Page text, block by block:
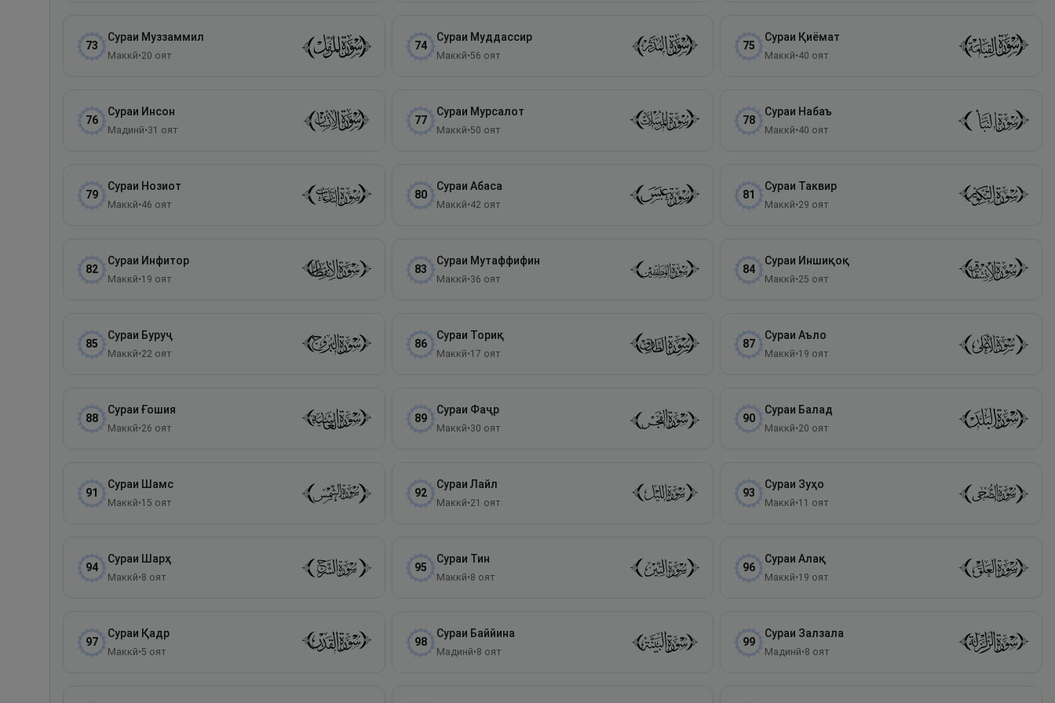
73
Сураи Муззаммил
Маккӣ•20 оят
74
Сураи Муддассир
Маккӣ•56 оят
75
Сураи Қиёмат
Маккӣ•40 оят
76
Сураи Инсон
Мадинӣ•31 оят
77
Сураи Мурсалот
Маккӣ•50 оят
78
Сураи Набаъ
Маккӣ•40 оят
79
Сураи Нозиот
Маккӣ•46 оят
80
Сураи Абаса
Маккӣ•42оят
81
Сураи Таквир
Маккӣ•29 оят
82
Сураи Инфитор
Маккӣ•19 оят
83
Сураи Мутаффифин
Маккӣ•36 оят
84
Сураи Иншиқоқ
Маккӣ•25 оят
85
Сураи Буруҷ
Маккӣ•22 оят
86
Сураи Ториқ
Маккӣ•17 оят
87
СураиАъло
Маккӣ•19 оят
88
Сураи Ғошия
Маккӣ•26 оят
89
Сураи Фаҷр
Маккӣ•30 оят
90
Сураи Балад
Маккӣ•20 оят
91
Сураи Шамс
Маккӣ•15 оят
92
Сураи Лайл
Маккӣ•21 оят
93
Сураи Зуҳо
Маккӣ•11 оят
94
Сураи Шарҳ
Маккӣ•8 оят
95
Сураи Тин
Маккӣ•8 оят
96
СураиАлақ
Маккӣ•19 оят
97
Сураи Қадр
Маккӣ•5 оят
98
Сураи Баййина
Мадинӣ•8 оят
99
Сураи Залзала
Мадинӣ•8 оят